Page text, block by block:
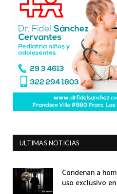
ULTIMAS NOTICIAS
Condenan a
uso exclusivo